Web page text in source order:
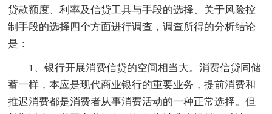
贷款额度、利率及信贷工具与手段的选择、关于风险控
制手段的选择四个方面进行调查，调查所得的分析结论
是：
1、银行开展消费信贷的空间相当大。消费信贷同储
蓄一样，本应是现代商业银行的重要业务，提前消费和
推迟消费都是消费者从事消费活动的一种正常选择。但